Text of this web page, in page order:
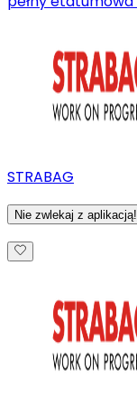
STRABAG
Nie zwlekaj z aplikacją!